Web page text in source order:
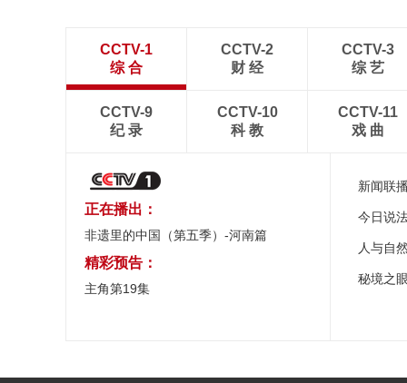
CCTV-1
综 合
CCTV-2
财 经
CCTV-3
综 艺
CCTV-9
纪 录
CCTV-10
科 教
CCTV-11
戏 曲
正在播出：
非遗里的中国（第五季）-河南篇
精彩预告：
主角第19集
新闻联
今日说
人与自
秘境之